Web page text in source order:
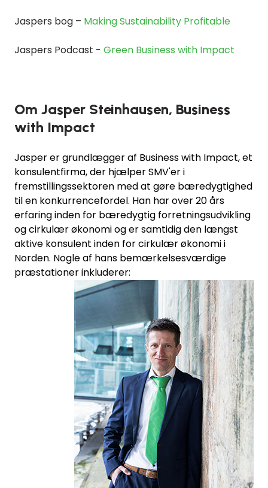
Jaspers bog – Making Sustainability Profitable
Jaspers Podcast - Green Business with Impact
Om Jasper Steinhausen, Business
with Impact
Jasper er grundlægger af Business with Impact, et
konsulentfirma, der hjælper SMV'er i
fremstillingssektoren med at gøre bæredygtighed
til en konkurrencefordel. Han har over 20 års
erfaring inden for bæredygtig forretningsudvikling
og cirkulær økonomi og er samtidig den længst
aktive konsulent inden for cirkulær økonomi i
Norden. Nogle af hans bemærkelsesværdige
præstationer inkluderer: